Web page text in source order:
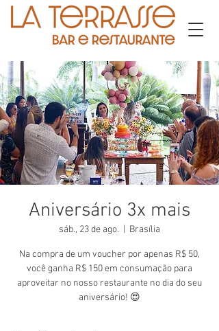
Aniversário 3x mais
sáb., 23 de ago. Brasília
Na compra de um voucher por apenas R$ 50,
você ganha R$ 150 em consumação para
aproveitar no nosso restaurante no dia do seu
aniversário! 😍